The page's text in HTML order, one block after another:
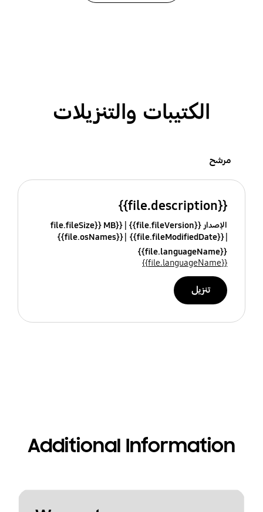
الكتيبات والتنزيلات
مرشح
{{file.description}}
الإصدار {{file.fileVersion}}
{{file.fileSize}} MB
{{file.fileModifiedDate}}
{{file.osNames}}
{{file.languageName}}
{{file.languageName}}
تنزيل
Additional Information